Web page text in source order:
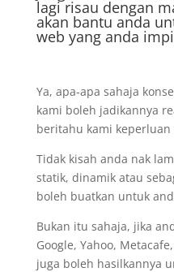
lagi risau dengan
akan bantu anda
web yang anda
Ya, apa-apa sahaja
kami boleh jadikannya
beritahu kami keperluan
Tidak kisah anda nak
statik, dinamik atau
boleh buatkan untuk
Bukan itu sahaja, jika
Google, Yahoo,
juga boleh hasilkannya